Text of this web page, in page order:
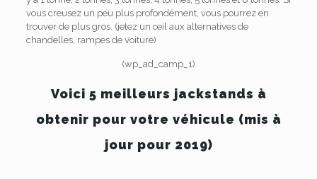
vous creusez un peu plus profondément, vous pourrez en
trouver de plus gros. (jetez un œil aux alternatives de
chandelles, rampes de voiture)
(wp_ad_camp_1)
Voici 5 meilleurs jackstands à
obtenir pour votre véhicule (mis à
jour pour 2019)